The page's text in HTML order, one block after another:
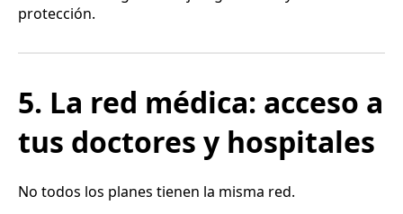
protección.
5. La red médica: acceso a
tus doctores y hospitales
No todos los planes tienen la misma red.